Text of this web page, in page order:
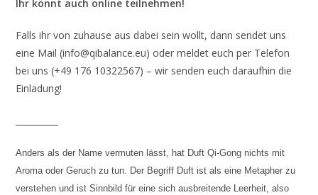
Ihr könnt auch online teilnehmen!
Falls ihr von zuhause aus dabei sein wollt, dann sendet uns
eine Mail (info@qibalance.eu) oder meldet euch per Telefon
bei uns (+49 176 10322567) – wir senden euch daraufhin die
Einladung!
Anders als der Name vermuten lässt, hat Duft Qi-Gong nichts mit
Aroma oder Geruch zu tun. Der Begriff Duft ist als eine Metapher zu
verstehen und ist Sinnbild für eine sich ausbreitende Leerheit, also